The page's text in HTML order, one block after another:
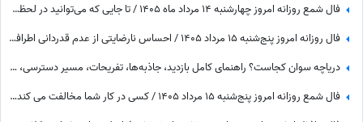
فال شمع روزانه امروز چهارشنبه 14 مرداد ماه 1405 / تا جایی که می‌توانید در لحظه حال زندگی کرده و از آن نهایت استفاده را ببرید
فال روزانه امروز پنج‌شنبه 15 مرداد 1405 / احساس نارضایتی از عدم قدردانی اطرافیان، امری طبیعی است، اما ...
دریاچه سوان کجاست؟ راهنمای کامل بازدید، جاذبه‌ها، تفریحات، مسیر دسترسی، بهترین زمان سفر و هر آنچه باید بدانید
فال شمع روزانه امروز پنج‌شنبه 15 مرداد 1405 / کسی در کار شما مخالفت می کند، اما ...